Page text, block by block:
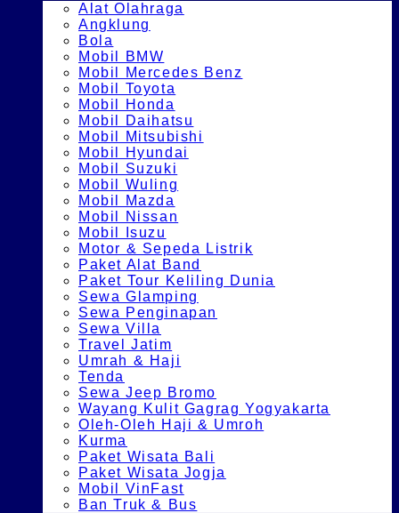
Alat Olahraga
Angklung
Bola
Mobil BMW
Mobil Mercedes Benz
Mobil Toyota
Mobil Honda
Mobil Daihatsu
Mobil Mitsubishi
Mobil Hyundai
Mobil Suzuki
Mobil Wuling
Mobil Mazda
Mobil Nissan
Mobil Isuzu
Motor & Sepeda Listrik
Paket Alat Band
Paket Tour Keliling Dunia
Sewa Glamping
Sewa Penginapan
Sewa Villa
Travel Jatim
Umrah & Haji
Tenda
Sewa Jeep Bromo
Wayang Kulit Gagrag Yogyakarta
Oleh-Oleh Haji & Umroh
Kurma
Paket Wisata Bali
Paket Wisata Jogja
Mobil VinFast
Ban Truk & Bus